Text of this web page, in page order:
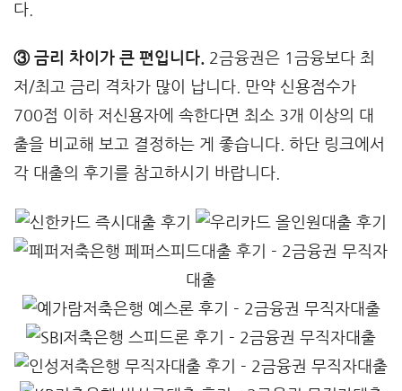
다.
③ 금리 차이가 큰 편입니다. 2금융권은 1금융보다 최
저/최고 금리 격차가 많이 납니다. 만약 신용점수가
700점 이하 저신용자에 속한다면 최소 3개 이상의 대
출을 비교해 보고 결정하는 게 좋습니다. 하단 링크에서
각 대출의 후기를 참고하시기 바랍니다.